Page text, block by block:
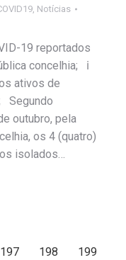
, Notícias
19 reportados
concelhia; ℹ️
ativos de
Segundo
outubro, pela
os 4 (quatro)
isolados…
197 198
199